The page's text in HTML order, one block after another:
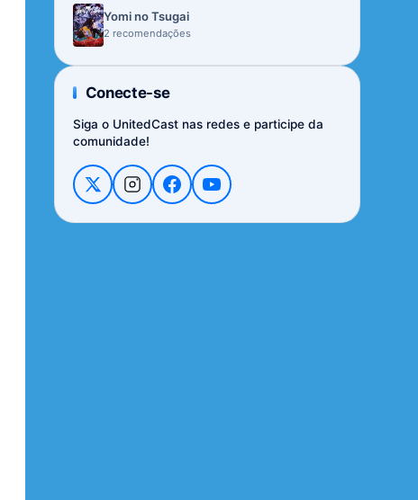
Yomi no Tsugai
2 recomendações
Conecte-se
Siga o UnitedCast nas redes e participe da
comunidade!